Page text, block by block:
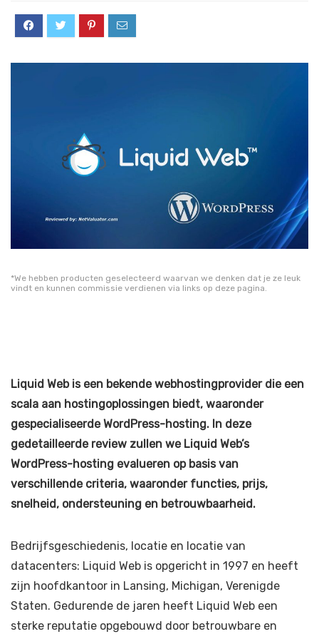
*We hebben producten geselecteerd waarvan we denken dat je ze leuk
vindt en kunnen commissie verdienen via links op deze pagina.
Liquid Web is een bekende webhostingprovider die een
scala aan hostingoplossingen biedt, waaronder
gespecialiseerde WordPress-hosting. In deze
gedetailleerde review zullen we Liquid Web’s
WordPress-hosting evalueren op basis van
verschillende criteria, waaronder functies, prijs,
snelheid, ondersteuning en betrouwbaarheid.
Bedrijfsgeschiedenis, locatie en locatie van
datacenters: Liquid Web is opgericht in 1997 en heeft
zijn hoofdkantoor in Lansing, Michigan, Verenigde
Staten. Gedurende de jaren heeft Liquid Web een
sterke reputatie opgebouwd door betrouwbare en